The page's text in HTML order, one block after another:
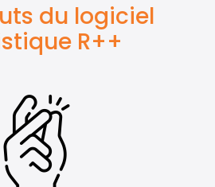
du logiciel
R++